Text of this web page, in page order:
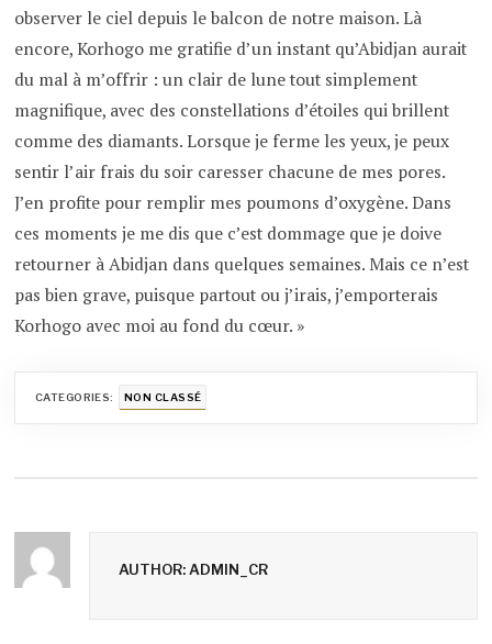
observer le ciel depuis le balcon de notre maison. Là
encore, Korhogo me gratifie d’un instant qu’Abidjan aurait
du mal à m’offrir : un clair de lune tout simplement
magnifique, avec des constellations d’étoiles qui brillent
comme des diamants. Lorsque je ferme les yeux, je peux
sentir l’air frais du soir caresser chacune de mes pores.
J’en profite pour remplir mes poumons d’oxygène. Dans
ces moments je me dis que c’est dommage que je doive
retourner à Abidjan dans quelques semaines. Mais ce n’est
pas bien grave, puisque partout ou j’irais, j’emporterais
Korhogo avec moi au fond du cœur. »
CATEGORIES: NON CLASSÉ
AUTHOR: ADMIN_CR